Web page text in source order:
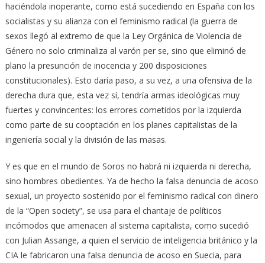
haciéndola inoperante, como está sucediendo en España con los
socialistas y su alianza con el feminismo radical (la guerra de
sexos llegó al extremo de que la Ley Orgánica de Violencia de
Género no solo criminaliza al varón per se, sino que eliminó de
plano la presunción de inocencia y 200 disposiciones
constitucionales). Esto daría paso, a su vez, a una ofensiva de la
derecha dura que, esta vez sí, tendría armas ideológicas muy
fuertes y convincentes: los errores cometidos por la izquierda
como parte de su cooptación en los planes capitalistas de la
ingeniería social y la división de las masas.
Y es que en el mundo de Soros no habrá ni izquierda ni derecha,
sino hombres obedientes. Ya de hecho la falsa denuncia de acoso
sexual, un proyecto sostenido por el feminismo radical con dinero
de la “Open society”, se usa para el chantaje de políticos
incómodos que amenacen al sistema capitalista, como sucedió
con Julian Assange, a quien el servicio de inteligencia británico y la
CIA le fabricaron una falsa denuncia de acoso en Suecia, para